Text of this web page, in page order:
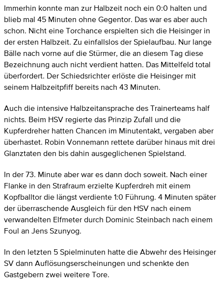
Immerhin konnte man zur Halbzeit noch ein 0:0 halten und
blieb mal 45 Minuten ohne Gegentor. Das war es aber auch
schon. Nicht eine Torchance erspielten sich die Heisinger in
der ersten Halbzeit. Zu einfallslos der Spielaufbau. Nur lange
Bälle nach vorne auf die Stürmer, die an diesem Tag diese
Bezeichnung auch nicht verdient hatten. Das Mittelfeld total
überfordert. Der Schiedsrichter erlöste die Heisinger mit
seinem Halbzeitpfiff bereits nach 43 Minuten.
Auch die intensive Halbzeitansprache des Trainerteams half
nichts. Beim HSV regierte das Prinzip Zufall und die
Kupferdreher hatten Chancen im Minutentakt, vergaben aber
überhastet. Robin Vonnemann rettete darüber hinaus mit drei
Glanztaten den bis dahin ausgeglichenen Spielstand.
In der 73. Minute aber war es dann doch soweit. Nach einer
Flanke in den Strafraum erzielte Kupferdreh mit einem
Kopfballtor die längst verdiente 1:0 Führung. 4 Minuten später
der überraschende Ausgleich für den HSV nach einem
verwandelten Elfmeter durch Dominic Steinbach nach einem
Foul an Jens Szunyog.
In den letzten 5 Spielminuten hatte die Abwehr des Heisinger
SV dann Auflösungserscheinungen und schenkte den
Gastgebern zwei weitere Tore.